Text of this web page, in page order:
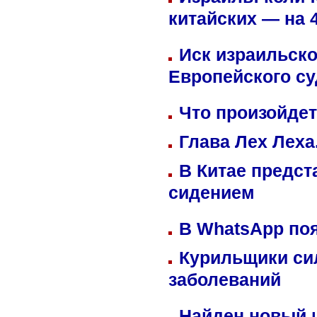
китайских — на
Иск
Европейского
Что
Глава Лех
В Китае
сидением
В WhatsApp
Курильщики
заболеваний